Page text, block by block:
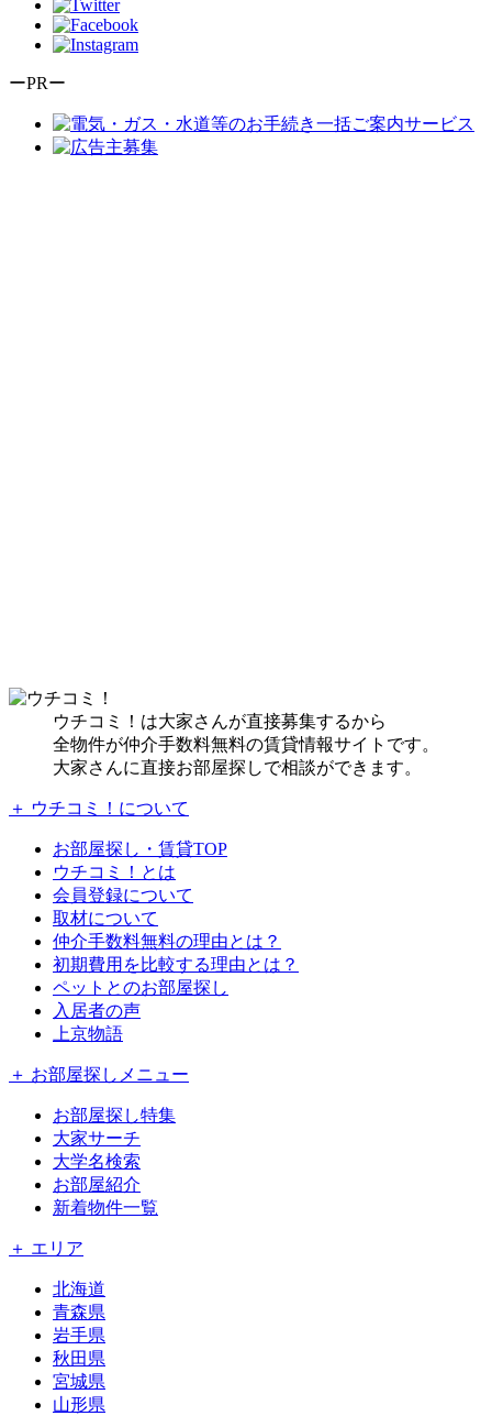
ーPRー
ウチコミ！は大家さんが直接募集するから
全物件が仲介手数料無料の賃貸情報サイトです。
大家さんに直接お部屋探しで相談ができます。
＋ ウチコミ！について
お部屋探し・賃貸TOP
ウチコミ！とは
会員登録について
取材について
仲介手数料無料の理由とは？
初期費用を比較する理由とは？
ペットとのお部屋探し
入居者の声
上京物語
＋ お部屋探しメニュー
お部屋探し特集
大家サーチ
大学名検索
お部屋紹介
新着物件一覧
＋ エリア
北海道
青森県
岩手県
秋田県
宮城県
山形県